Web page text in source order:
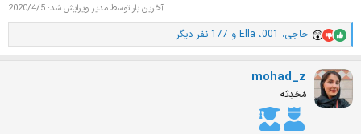
آخرین بار توسط مدیر ویرایش شد: 2020/4/5
ا
م
ی
ز
حاجی، 001، Ella و 177 نفر دیگر
mohad_z
مُحَدِثه